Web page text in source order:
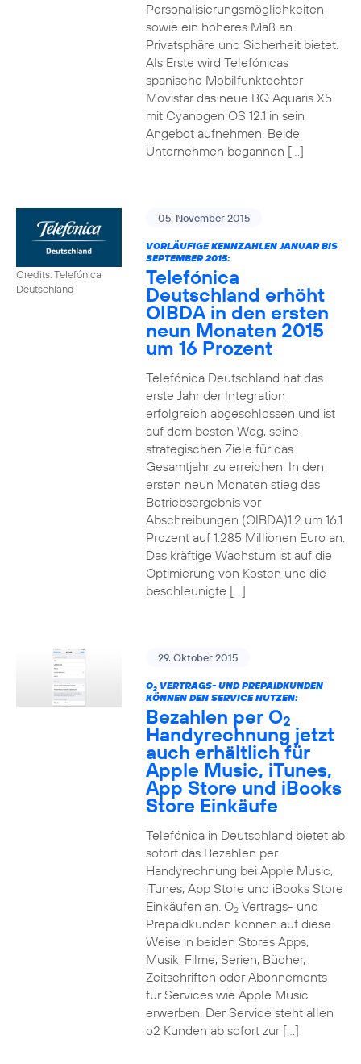
Personalisierungsmöglichkeiten
sowie ein höheres Maß an
Privatsphäre und Sicherheit bietet.
Als Erste wird Telefónicas
spanische Mobilfunktochter
Movistar das neue BQ Aquaris X5
mit Cyanogen OS 12.1 in sein
Angebot aufnehmen. Beide
Unternehmen begannen […]
Credits: Telefónica
Deutschland
05. November 2015
VORLÄUFIGE KENNZAHLEN JANUAR BIS
SEPTEMBER 2015:
Telefónica
Deutschland erhöht
OIBDA in den ersten
neun Monaten 2015
um 16 Prozent
Telefónica Deutschland hat das
erste Jahr der Integration
erfolgreich abgeschlossen und ist
auf dem besten Weg, seine
strategischen Ziele für das
Gesamtjahr zu erreichen. In den
ersten neun Monaten stieg das
Betriebsergebnis vor
Abschreibungen (OIBDA)1,2 um 16,1
Prozent auf 1.285 Millionen Euro an.
Das kräftige Wachstum ist auf die
Optimierung von Kosten und die
beschleunigte […]
29. Oktober 2015
O2VERTRAGS- UND PREPAIDKUNDEN
KÖNNEN DEN SERVICE NUTZEN:
Bezahlen per O2
Handyrechnung jetzt
auch erhältlich für
Apple Music, iTunes,
App Store und iBooks
Store Einkäufe
Telefónica in Deutschland bietet ab
sofort das Bezahlen per
Handyrechnung bei Apple Music,
iTunes, App Store und iBooks Store
Einkäufen an. O2Vertrags- und
Prepaidkunden können auf diese
Weise in beiden Stores Apps,
Musik, Filme, Serien, Bücher,
Zeitschriften oder Abonnements
für Services wie Apple Music
erwerben. Der Service steht allen
o2 Kunden ab sofort zur […]